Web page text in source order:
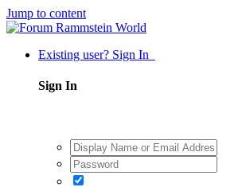
Jump to content
Existing user? Sign In
Sign In